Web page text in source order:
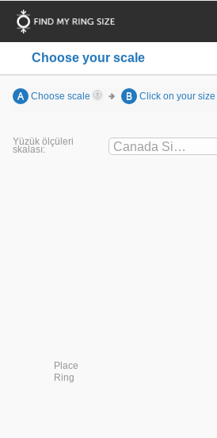
Choose your scale
A Choose scale B Click on your size
Yüzük ölçüleri
skalası: Canada Sizes
Place
Ring